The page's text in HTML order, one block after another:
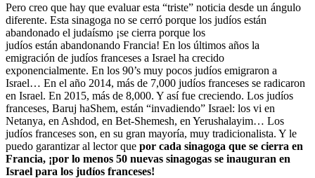
Pero creo que hay que evaluar esta “triste” noticia desde un ángulo
diferente. Esta sinagoga no se cerró porque los judíos están
abandonado el judaísmo ¡se cierra porque los
judíos están abandonando Francia! En los últimos años la
emigración de judíos franceses a Israel ha crecido
exponencialmente. En los 90’s muy pocos judíos emigraron a
Israel… En el año 2014, más de 7,000 judíos franceses se radicaron
en Israel. En 2015, más de 8,000. Y así fue creciendo. Los judíos
franceses, Baruj haShem, están “invadiendo” Israel: los vi en
Netanya, en Ashdod, en Bet-Shemesh, en Yerushalayim… Los
judíos franceses son, en su gran mayoría, muy tradicionalista. Y le
puedo garantizar al lector que por cada sinagoga que se cierra en
Francia, ¡por lo menos 50 nuevas sinagogas se inauguran en
Israel para los judíos franceses!